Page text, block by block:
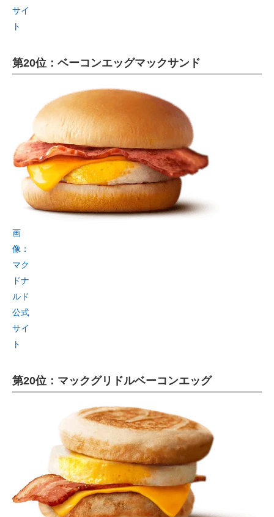
サイ
ト
第20位：ベーコンエッグマックサンド
画
像：
マク
ドナ
ルド
公式
サイ
ト
第20位：マックグリドルベーコンエッグ